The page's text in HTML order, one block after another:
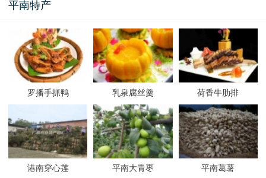
平南特产
罗播手抓鸭 乳泉腐丝羹 荷香牛肋排
港南穿心莲 平南大青枣 平南葛薯